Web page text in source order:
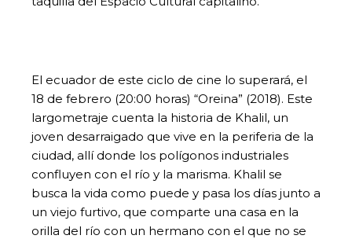
El ecuador de este ciclo de cine lo superará, el
18 de febrero (20:00 horas) “Oreina” (2018). Este
largometraje cuenta la historia de Khalil, un
joven desarraigado que vive en la periferia de la
ciudad, allí donde los polígonos industriales
confluyen con el río y la marisma. Khalil se
busca la vida como puede y pasa los días junto a
un viejo furtivo, que comparte una casa en la
orilla del río con un hermano con el que no se